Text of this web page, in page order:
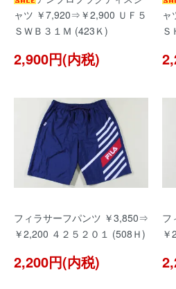
ャツ ￥7,920⇒￥2,900 ＵＦ５
ＳＷＢ３１Ｍ (423Ｋ)
2,900円(内税)
ャ
フィラサーフパンツ ￥3,850⇒
￥2,200 ４２５２０１ (508Ｈ)
2,200円(内税)
フ